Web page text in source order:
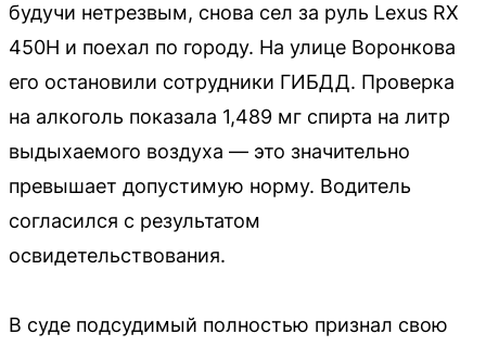
будучи нетрезвым, снова сел за руль Lexus RX
450H и поехал по городу. На улице Воронкова
его остановили сотрудники ГИБДД. Проверка
на алкоголь показала 1,489 мг спирта на литр
выдыхаемого воздуха — это значительно
превышает допустимую норму. Водитель
согласился с результатом
освидетельствования.
В суде подсудимый полностью признал свою